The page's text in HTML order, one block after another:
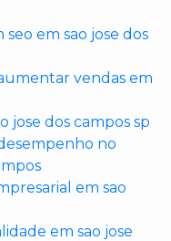
em sao jose dos
vendas em
jose dos campos sp
no
em sao
em sao jose